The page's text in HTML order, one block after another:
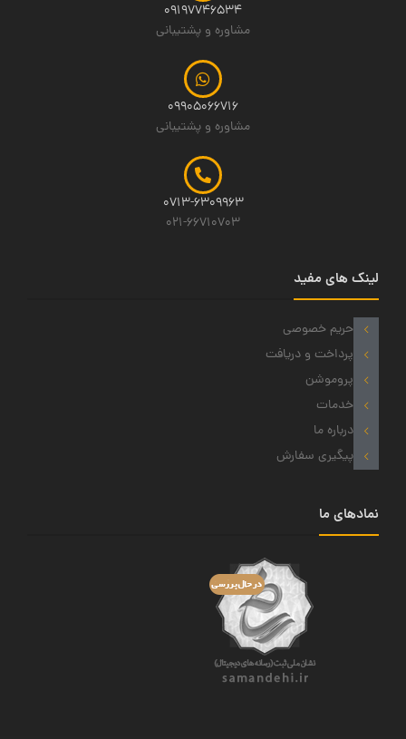
09197746534
مشاوره و پشتیبانی
09905066716
مشاوره و پشتیبانی
0713-6309963
021-66710703
لینک های مفید
حریم خصوصی
پرداخت و دریافت
پروموشن
خدمات
درباره ما
پیگیری سفارش
نمادهای ما